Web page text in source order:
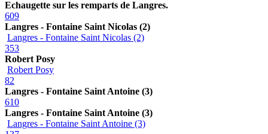
Echaugette sur les remparts de Langres.
609
Langres - Fontaine Saint Nicolas (2)
Langres - Fontaine Saint Nicolas (2)
353
Robert Posy
Robert Posy
82
Langres - Fontaine Saint Antoine (3)
610
Langres - Fontaine Saint Antoine (3)
Langres - Fontaine Saint Antoine (3)